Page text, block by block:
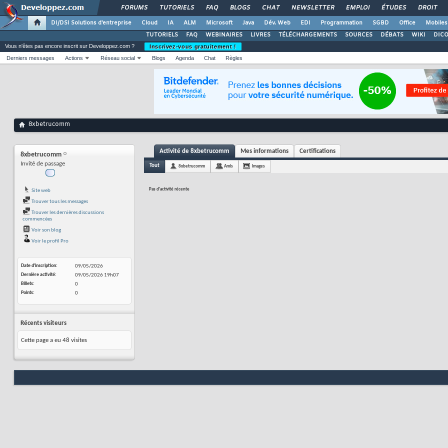
FORUMS TUTORIELS FAQ BLOGS CHAT NEWSLETTER EMPLOI ÉTUDES DROIT
DI/DSI Solutions d'entreprise Cloud IA ALM Microsoft Java Dév. Web EDI Programmation SGBD Office Mobiles
TUTORIELS
FAQ WEBINAIRES LIVRES TÉLÉCHARGEMENTS SOURCES DÉBATS WIKI DICO
Vous n'êtes pas encore inscrit sur Developpez.com ?
Inscrivez-vous gratuitement !
Derniers messages
Actions Réseau social Blogs Agenda Chat Règles
8xbetrucomm
8xbetrucomm
Invité de passage
Site web
Trouver tous les messages
Trouver les dernières discussions
commencées
Voir son blog
Voir le profil Pro
Date d'inscription
09/05/2026
Dernière activité
09/05/2026 19h07
Billets
0
Points
0
Récents visiteurs
Cette page a eu 48 visites
Activité de 8xbetrucomm Mes informations Certifications
Tout 8xbetrucomm Amis Images
Pas d'activité récente